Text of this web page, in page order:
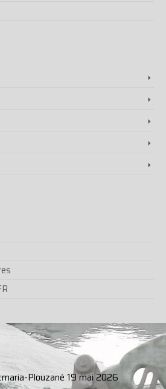
Plouzané 19 mai 2026